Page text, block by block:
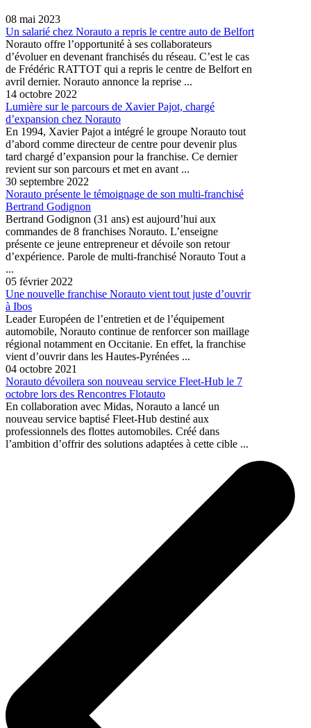
08 mai 2023
Un salarié chez Norauto a repris le centre auto de Belfort
Norauto offre l’opportunité à ses collaborateurs
d’évoluer en devenant franchisés du réseau. C’est le cas
de Frédéric RATTOT qui a repris le centre de Belfort en
avril dernier. Norauto annonce la reprise ...
14 octobre 2022
Lumière sur le parcours de Xavier Pajot, chargé
d’expansion chez Norauto
En 1994, Xavier Pajot a intégré le groupe Norauto tout
d’abord comme directeur de centre pour devenir plus
tard chargé d’expansion pour la franchise. Ce dernier
revient sur son parcours et met en avant ...
30 septembre 2022
Norauto présente le témoignage de son multi-franchisé
Bertrand Godignon
Bertrand Godignon (31 ans) est aujourd’hui aux
commandes de 8 franchises Norauto. L’enseigne
présente ce jeune entrepreneur et dévoile son retour
d’expérience. Parole de multi-franchisé Norauto Tout a
...
05 février 2022
Une nouvelle franchise Norauto vient tout juste d’ouvrir
à Ibos
Leader Européen de l’entretien et de l’équipement
automobile, Norauto continue de renforcer son maillage
régional notamment en Occitanie. En effet, la franchise
vient d’ouvrir dans les Hautes-Pyrénées ...
04 octobre 2021
Norauto dévoilera son nouveau service Fleet-Hub le 7
octobre lors des Rencontres Flotauto
En collaboration avec Midas, Norauto a lancé un
nouveau service baptisé Fleet-Hub destiné aux
professionnels des flottes automobiles. Créé dans
l’ambition d’offrir des solutions adaptées à cette cible ...